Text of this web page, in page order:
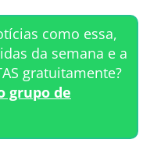
como essa,
da semana e a
gratuitamente?
grupo de